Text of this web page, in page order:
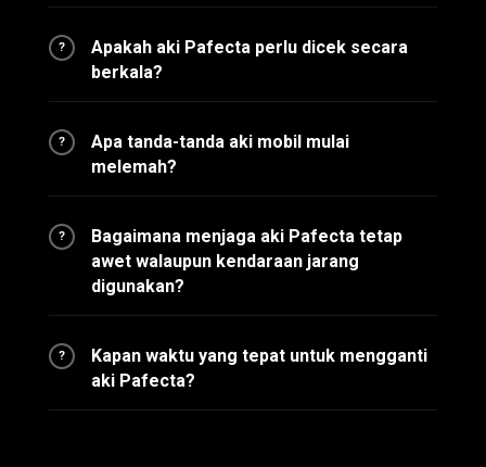
?
Apakah aki Pafecta perlu dicek secara
berkala?
?
Apa tanda-tanda aki mobil mulai
melemah?
?
Bagaimana menjaga aki Pafecta tetap
awet walaupun kendaraan jarang
digunakan?
?
Kapan waktu yang tepat untuk mengganti
aki Pafecta?